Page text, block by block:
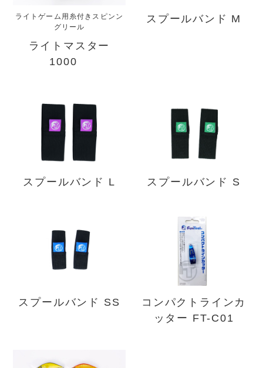
ライトゲーム用糸付きスピンン
グリール
ライトマスター
1000
スプールバンド M
スプールバンド L スプールバンド S
スプールバンド SS
コンパクトラインカ
ッター FT-C01